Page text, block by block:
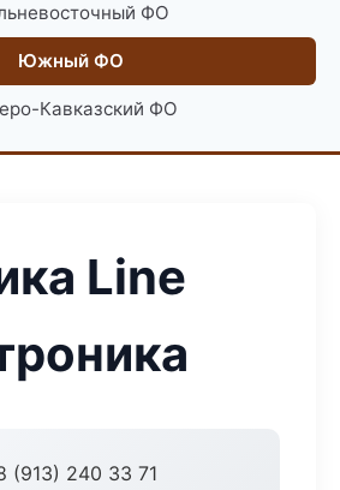
ФО
Южный ФО
Кавказский ФО
Line
(913) 240 33 71